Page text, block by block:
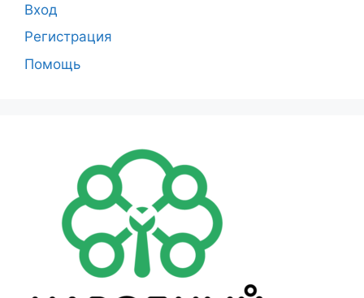
Вход
Регистрация
Помощь